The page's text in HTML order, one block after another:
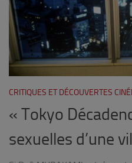
CRITIQUES ET DÉCOUVERTES
« Tokyo
sexuelles d’une